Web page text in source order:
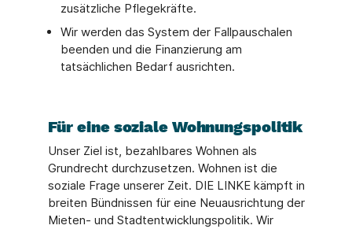
zusätzliche Pflegekräfte.
Wir werden das System der Fallpauschalen
beenden und die Finanzierung am
tatsächlichen Bedarf ausrichten.
Für eine soziale Wohnungspolitik
Unser Ziel ist, bezahlbares Wohnen als
Grundrecht durchzusetzen. Wohnen ist die
soziale Frage unserer Zeit. DIE LINKE kämpft in
breiten Bündnissen für eine Neuausrichtung der
Mieten- und Stadtentwicklungspolitik. Wir